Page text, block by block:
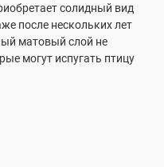
солидный вид
после нескольких лет
матовый слой не
могут испугать птицу